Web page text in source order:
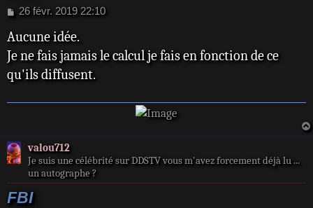
M
s
a
g
26 févr. 2019 22:10
Aucune idée.
Je ne fais jamais le calcul je fais en fonction de ce
qu'ils diffusent.
valou712
Je suis une célébrité sur DDSTV vous m'avez forcement déjà lu ...
un autographe ?
FBI